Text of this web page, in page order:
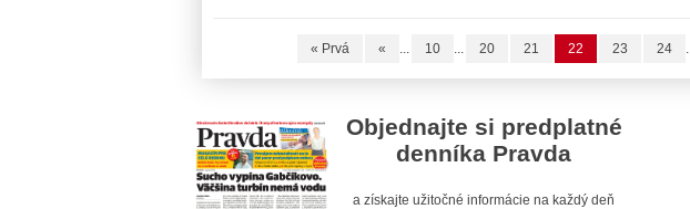
« Prvá « ... 10 ... 20 21 22 23 24
Objednajte si predplatné
denníka Pravda
a získajte užitočné informácie na každý deň